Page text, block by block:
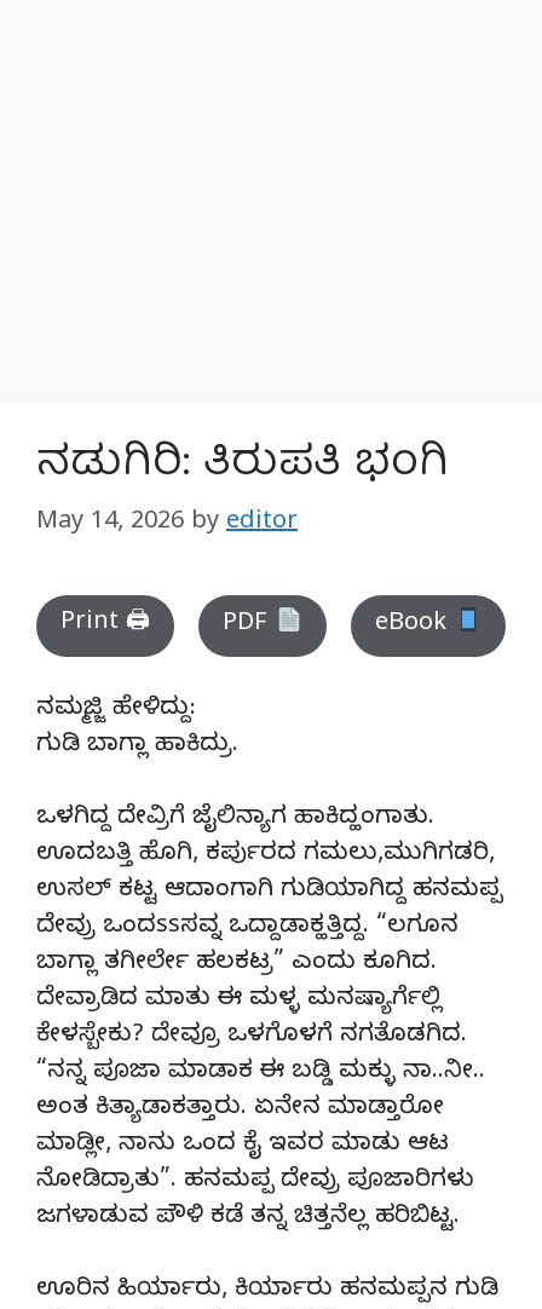
ನಡುಗಿರಿ: ತಿರುಪತಿ ಭಂಗಿ
May 14, 2026 by editor
Print 🖨 PDF eBook
ನಮ್ಮಜ್ಜಿ ಹೇಳಿದ್ದು:
ಗುಡಿ ಬಾಗ್ಲಾ ಹಾಕಿದ್ರು.
ಒಳಗಿದ್ದ ದೇವ್ರಿಗೆ ಜೈಲಿನ್ಯಾಗ ಹಾಕಿದ್ಹಂಗಾತು.
ಊದಬತ್ತಿ ಹೊಗಿ, ಕರ್ಪುರದ ಗಮಲು,ಮುಗಿಗಡರಿ,
ಉಸಲ್‌ ಕಟ್ಟ ಆದಾಂಗಾಗಿ ಗುಡಿಯಾಗಿದ್ದ ಹನಮಪ್ಪ
ದೇವ್ರು ಒಂದssಸವ್ನ ಒದ್ದಾಡಾಕ್ಹತ್ತಿದ್ದ. “ಲಗೂನ
ಬಾಗ್ಲಾ ತಗೀರ್ಲೇ ಹಲಕಟ್ರ” ಎಂದು ಕೂಗಿದ.
ದೇವ್ರಾಡಿದ ಮಾತು ಈ ಮಳ್ಳ ಮನಷ್ಯಾರ್ಗೆಲ್ಲಿ
ಕೇಳಸ್ಬೇಕು? ದೇವ್ರೂ ಒಳಗೊಳಗೆ ನಗತೊಡಗಿದ.
“ನನ್ನ ಪೂಜಾ ಮಾಡಾಕ ಈ ಬಡ್ಡಿ ಮಕ್ಳು ನಾ..ನೀ..
ಅಂತ ಕಿತ್ಯಾಡಾಕತ್ತಾರು. ಏನೇನ ಮಾಡ್ತಾರೋ
ಮಾಡ್ಲೀ, ನಾನು ಒಂದ ಕೈ ಇವರ ಮಾಡು ಆಟ
ನೋಡಿದ್ರಾತು”. ಹನಮಪ್ಪ ದೇವ್ರು ಪೂಜಾರಿಗಳು
ಜಗಳಾಡುವ ಪೌಳಿ ಕಡೆ ತನ್ನ ಚಿತ್ತನೆಲ್ಲ ಹರಿಬಿಟ್ಟ.
ಊರಿನ ಹಿರ್ಯಾರು, ಕಿರ್ಯಾರು ಹನಮಪ್ಪನ ಗುಡಿ